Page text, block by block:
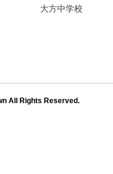
大方中学校
All Rights Reserved.